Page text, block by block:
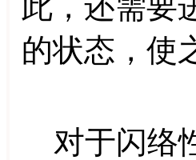
的状态，使
对于闪络